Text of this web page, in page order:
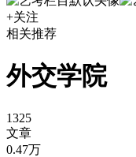
+关注
相关推荐
外交学院
1325
文章
0.47万